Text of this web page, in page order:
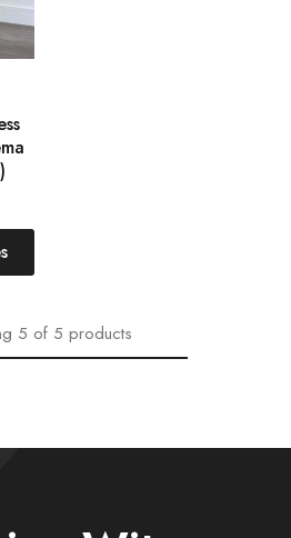
5 of 5 products